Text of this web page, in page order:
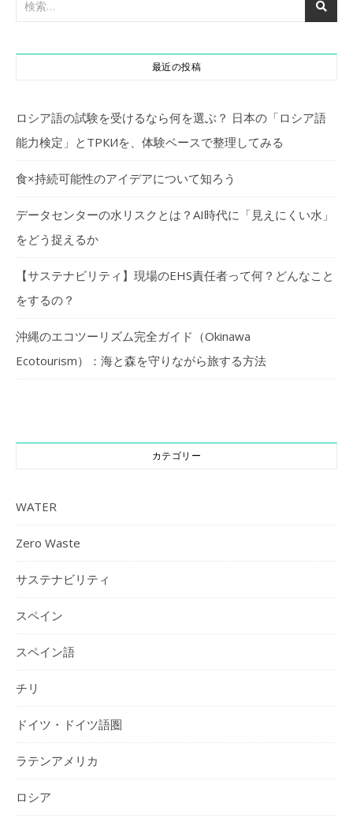
最近の投稿
ロシア語の試験を受けるなら何を選ぶ？ 日本の「ロシア語
能力検定」とТРКИを、体験ベースで整理してみる
食×持続可能性のアイデアについて知ろう
データセンターの水リスクとは？AI時代に「見えにくい水」
をどう捉えるか
【サステナビリティ】現場のEHS責任者って何？どんなこと
をするの？
沖縄のエコツーリズム完全ガイド（Okinawa
Ecotourism）：海と森を守りながら旅する方法
カテゴリー
WATER
Zero Waste
サステナビリティ
スペイン
スペイン語
チリ
ドイツ・ドイツ語圏
ラテンアメリカ
ロシア